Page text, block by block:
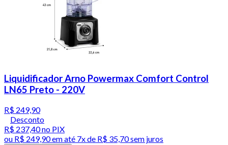
Liquidificador Arno Powermax Comfort Control
LN65 Preto - 220V
R$ 249,90
Desconto
R$ 237,40no PIX
ou R$ 249,90em até 7x de R$ 35,70 sem juros